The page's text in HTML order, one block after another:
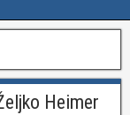
Heimer